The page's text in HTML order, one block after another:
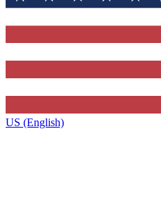
US (English)